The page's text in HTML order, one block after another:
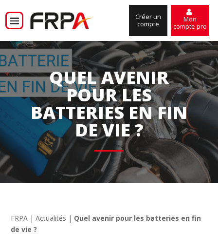
Créer un
compte
Mon
compte pro
QUEL AVENIR
POUR LES
BATTERIES EN FIN
DE VIE ?
FRPA |Actualités | Quel avenir pour les batteries en fin
de vie ?